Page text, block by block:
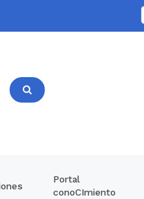
Portal
conoCImiento